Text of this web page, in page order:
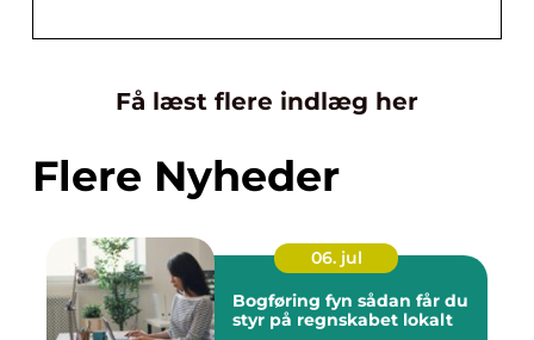
Få læst flere indlæg her
Flere Nyheder
06. jul
Bogføring fyn sådan får du
styr på regnskabet lokalt